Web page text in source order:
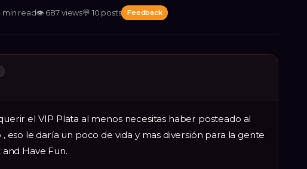
min read👁 687 views💬 10 posts Feedback
el VIP Plata al menos necesitas haber posteado al
eso le daría un poco de vida y mas diversión para la gente
Have Fun.